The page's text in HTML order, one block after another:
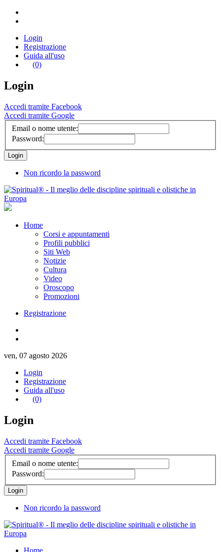
Login
Registrazione
Guida all'uso
(0)
Login
Accedi tramite Facebook
Accedi tramite Google
Email o nome utente:
Password:
Non ricordo la password
Home
Corsi e appuntamenti
Profili pubblici
Siti Web
Notizie
Cultura
Video
Oroscopo
Promozioni
Registrazione
ven, 07 agosto 2026
Login
Registrazione
Guida all'uso
(0)
Login
Accedi tramite Facebook
Accedi tramite Google
Email o nome utente:
Password:
Non ricordo la password
Home